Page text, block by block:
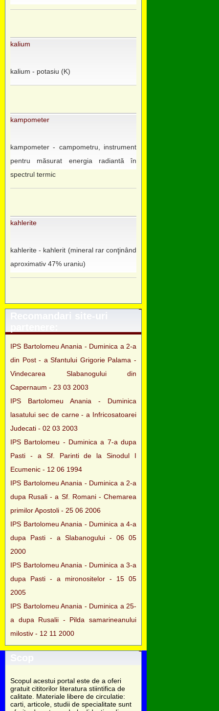
kalium
kalium - potasiu (K)
kampometer
kampometer - campometru, instrument
pentru măsurat energia radiantă în
spectrul termic
kahlerite
kahlerite - kahlerit (mineral rar conţinând
aproximativ 47% uraniu)
Recomandari site-uri
IPS Bartolomeu Anania - Duminica a 2-a
din Post - a Sfantului Grigorie Palama -
Vindecarea Slabanogului din
Capernaum - 23 03 2003
IPS Bartolomeu Anania - Duminica
lasatului sec de carne - a Infricosatoarei
Judecati - 02 03 2003
IPS Bartolomeu - Duminica a 7-a dupa
Pasti - a Sf. Parinti de la Sinodul I
Ecumenic - 12 06 1994
IPS Bartolomeu Anania - Duminica a 2-a
dupa Rusali - a Sf. Romani - Chemarea
primilor Apostoli - 25 06 2006
IPS Bartolomeu Anania - Duminica a 4-a
dupa Pasti - a Slabanogului - 06 05
2000
IPS Bartolomeu Anania - Duminica a 3-a
dupa Pasti - a mironositelor - 15 05
2005
IPS Bartolomeu Anania - Duminica a 25-
a dupa Rusalii - Pilda samarineanului
milostiv - 12 11 2000
Scop
Scopul acestui portal este de a oferi
gratuit cititorilor literatura stiintifica de
calitate. Materiale libere de circulatie:
carti, articole, studii de specialitate sunt